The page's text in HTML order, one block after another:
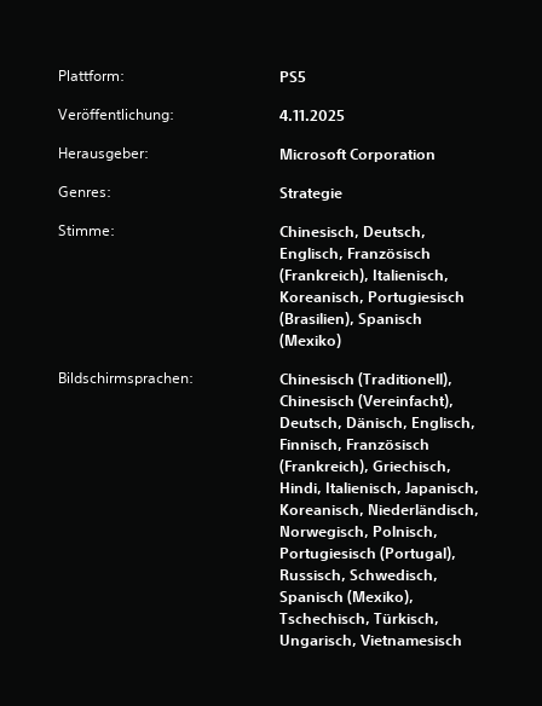
h
n
m
u
k
n
Plattform: PS5
Veröffentlichung: 4.11.2025
Herausgeber: Microsoft Corporation
Genres: Strategie
Stimme:
Chinesisch, Deutsch,
Englisch, Französisch
(Frankreich), Italienisch,
Koreanisch, Portugiesisch
(Brasilien), Spanisch
(Mexiko)
Bildschirmsprachen:
Chinesisch (Traditionell),
Chinesisch (Vereinfacht),
Deutsch, Dänisch, Englisch,
Finnisch, Französisch
(Frankreich), Griechisch,
Hindi, Italienisch, Japanisch,
Koreanisch, Niederländisch,
Norwegisch, Polnisch,
Portugiesisch (Portugal),
Russisch, Schwedisch,
Spanisch (Mexiko),
Tschechisch, Türkisch,
Ungarisch, Vietnamesisch